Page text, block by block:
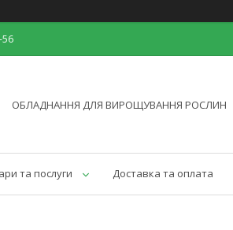
56
ОБЛАДНАННЯ ДЛЯ ВИРОЩУВАННЯ РОСЛИН
та послуги Доставка та оплата